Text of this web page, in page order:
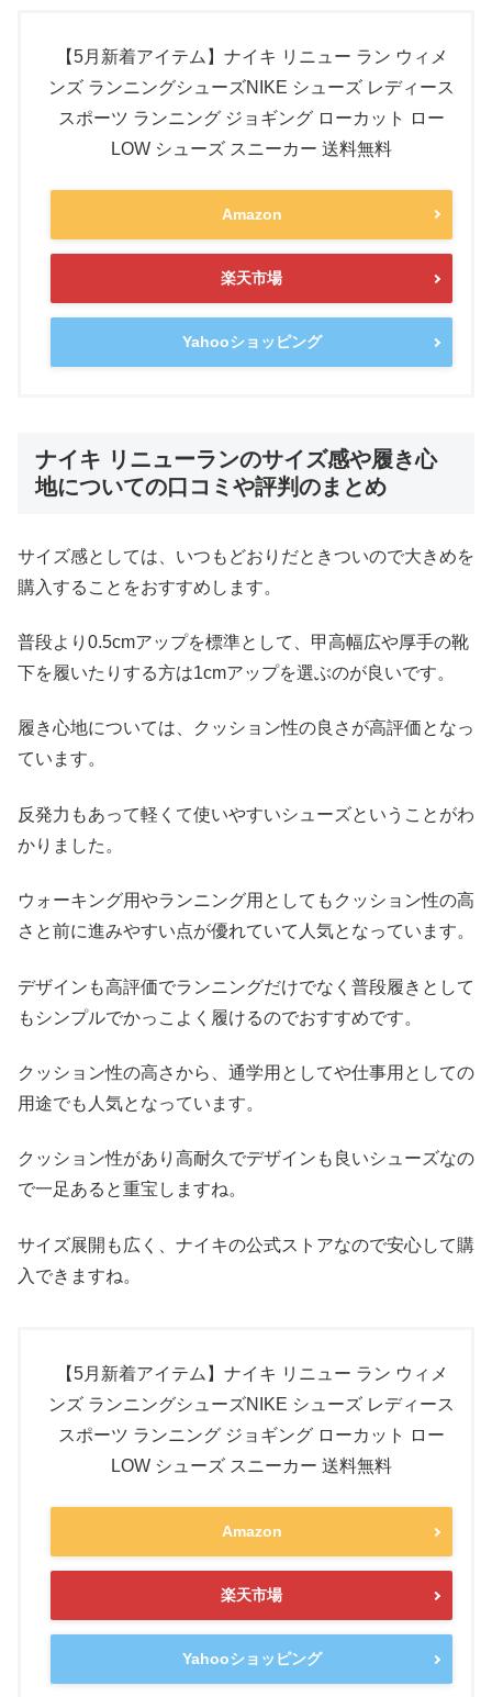
【5月新着アイテム】ナイキ リニュー ラン ウィメ
ンズ ランニングシューズNIKE シューズ レディース
スポーツ ランニング ジョギング ローカット ロー
LOW シューズ スニーカー 送料無料
Amazon
楽天市場
Yahooショッピング
ナイキ リニューランのサイズ感や履き心
地についての口コミや評判のまとめ
サイズ感としては、いつもどおりだときついので大きめを
購入することをおすすめします。
普段より0.5cmアップを標準として、甲高幅広や厚手の靴
下を履いたりする方は1cmアップを選ぶのが良いです。
履き心地については、クッション性の良さが高評価となっ
ています。
反発力もあって軽くて使いやすいシューズということがわ
かりました。
ウォーキング用やランニング用としてもクッション性の高
さと前に進みやすい点が優れていて人気となっています。
デザインも高評価でランニングだけでなく普段履きとして
もシンプルでかっこよく履けるのでおすすめです。
クッション性の高さから、通学用としてや仕事用としての
用途でも人気となっています。
クッション性があり高耐久でデザインも良いシューズなの
で一足あると重宝しますね。
サイズ展開も広く、ナイキの公式ストアなので安心して購
入できますね。
【5月新着アイテム】ナイキ リニュー ラン ウィメ
ンズ ランニングシューズNIKE シューズ レディース
スポーツ ランニング ジョギング ローカット ロー
LOW シューズ スニーカー 送料無料
Amazon
楽天市場
Yahooショッピング